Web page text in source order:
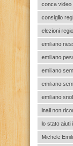
conca video
consiglio
elezioni
emiliano
emiliano
emiliano
emiliano
emiliano
inail non
lo stato aiuti
Michele